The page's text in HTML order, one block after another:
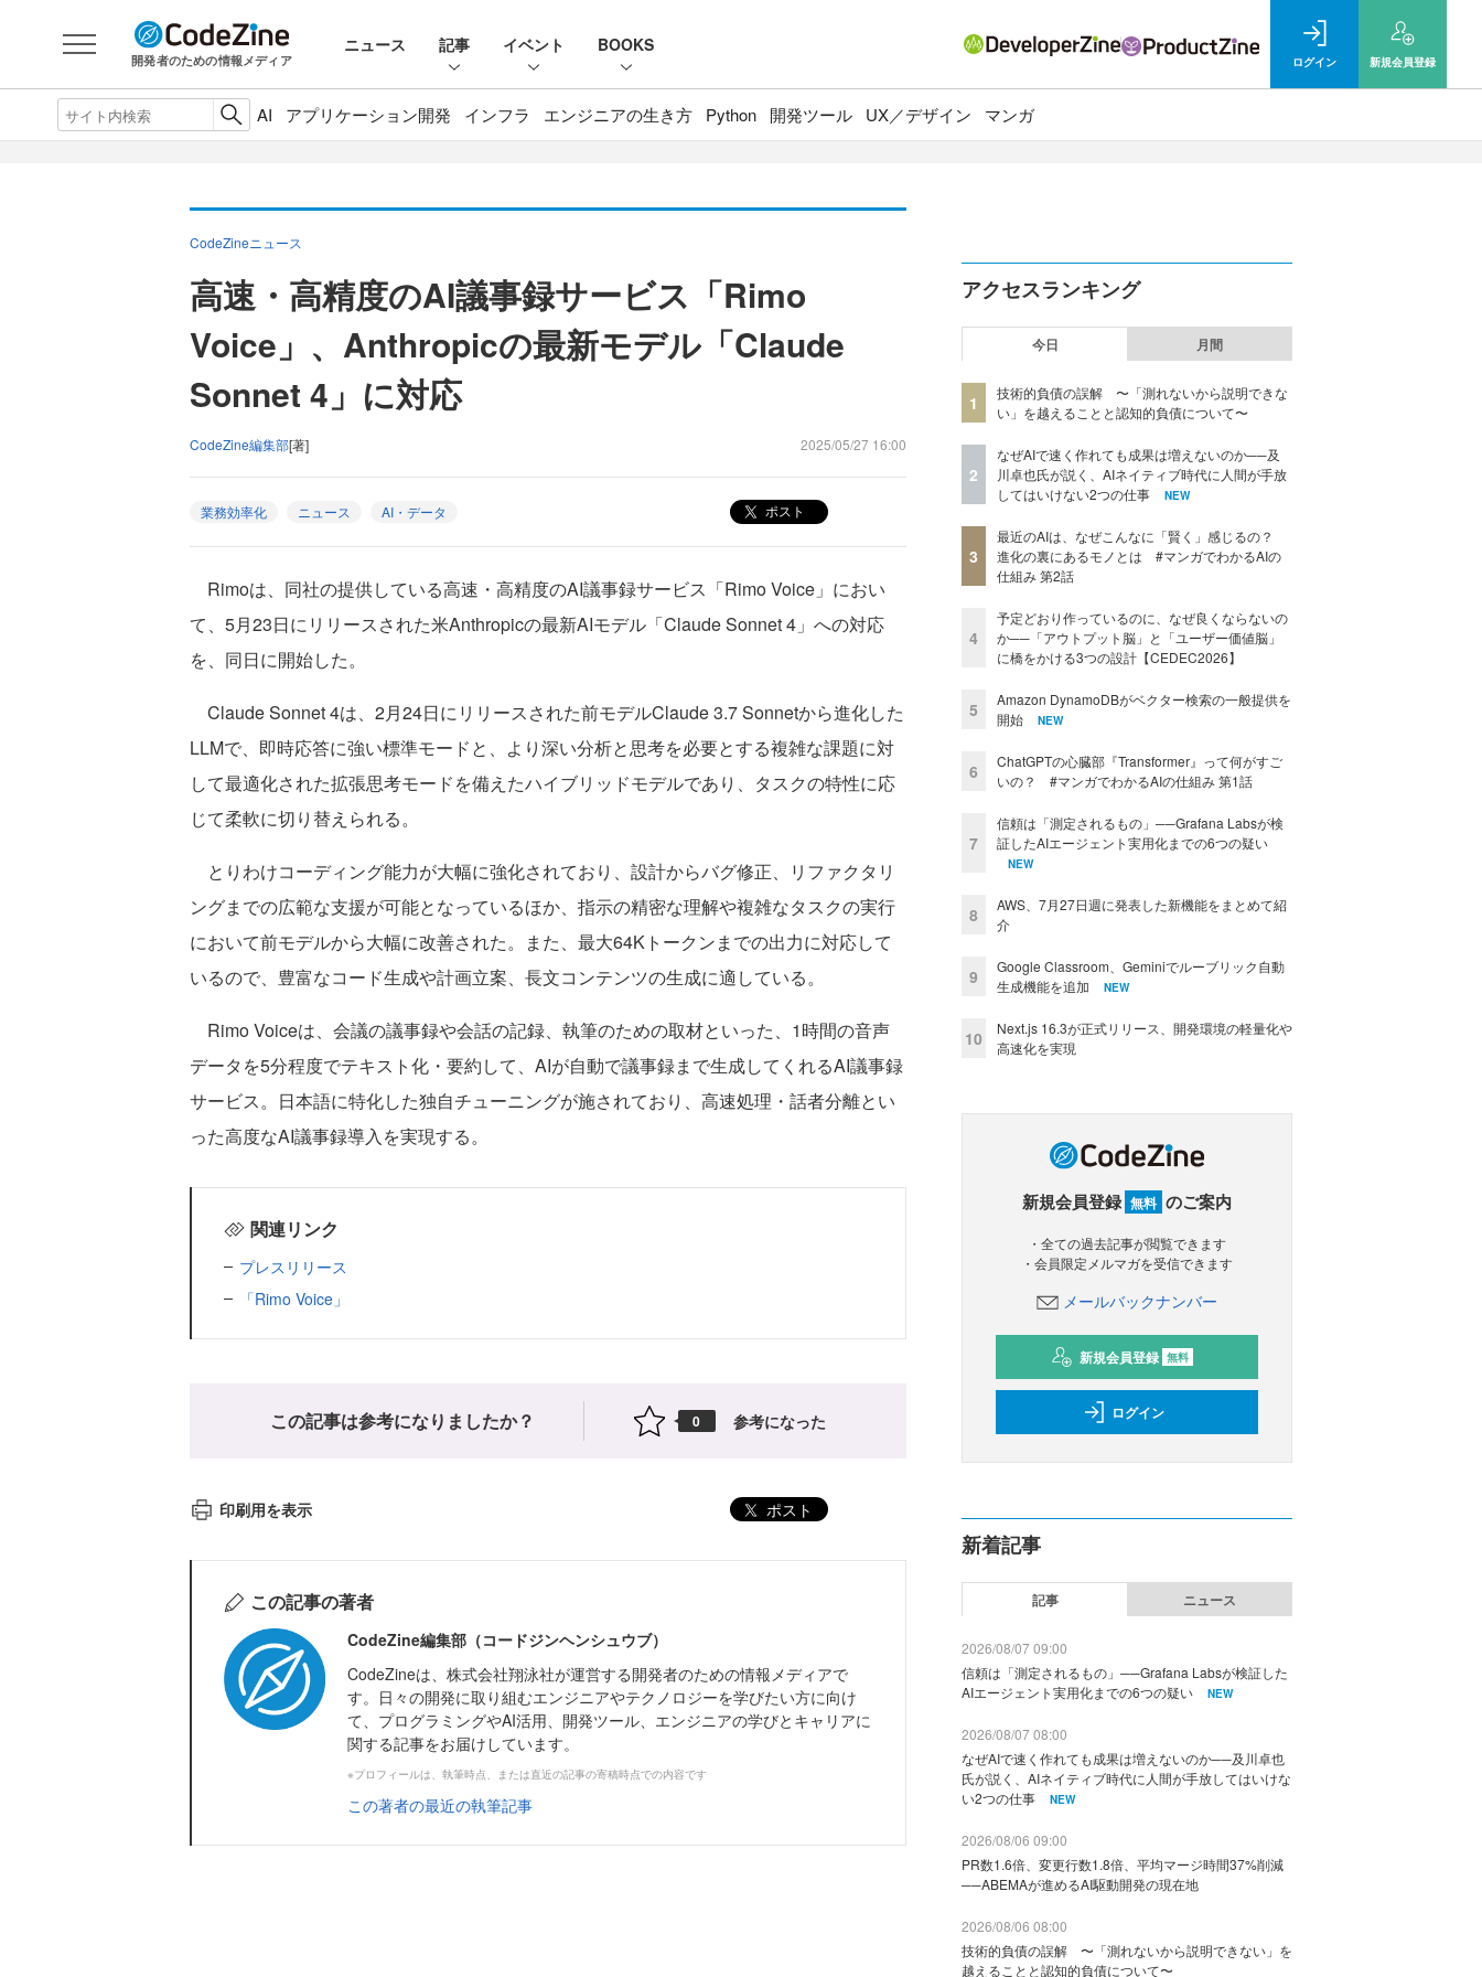
開発者のための情報メディア
ニュース 記事 イベント BOOKS
ログイン 新規会員登録
AI アプリケーション開発 インフラ エンジニアの生き方 Python 開発ツール UX／デザイン マンガ
CodeZineニュース
高速・高精度のAI議事録サービス「Rimo
Voice」、Anthropicの最新モデル「Claude
Sonnet 4」に対応
CodeZine編集部[著] 2025/05/27 16:00
業務効率化 ニュース AI・データ ポスト
Rimoは、同社の提供している高速・高精度のAI議事録サービス「Rimo Voice」におい
て、5月23日にリリースされた米Anthropicの最新AIモデル「Claude Sonnet 4」への対応
を、同日に開始した。
Claude Sonnet 4は、2月24日にリリースされた前モデルClaude 3.7 Sonnetから進化した
LLMで、即時応答に強い標準モードと、より深い分析と思考を必要とする複雑な課題に対
して最適化された拡張思考モードを備えたハイブリッドモデルであり、タスクの特性に応
じて柔軟に切り替えられる。
とりわけコーディング能力が大幅に強化されており、設計からバグ修正、リファクタリ
ングまでの広範な支援が可能となっているほか、指示の精密な理解や複雑なタスクの実行
において前モデルから大幅に改善された。また、最大64Kトークンまでの出力に対応して
いるので、豊富なコード生成や計画立案、長文コンテンツの生成に適している。
Rimo Voiceは、会議の議事録や会話の記録、執筆のための取材といった、1時間の音声
データを5分程度でテキスト化・要約して、AIが自動で議事録まで生成してくれるAI議事録
サービス。日本語に特化した独自チューニングが施されており、高速処理・話者分離とい
った高度なAI議事録導入を実現する。
関連リンク
プレスリリース
「Rimo Voice」
この記事は参考になりましたか？ 0 参考になった
印刷用を表示 ポスト
この記事の著者
CodeZine編集部（コードジンヘンシュウブ）
CodeZineは、株式会社翔泳社が運営する開発者のための情報メディアで
す。日々の開発に取り組むエンジニアやテクノロジーを学びたい方に向け
て、プログラミングやAI活用、開発ツール、エンジニアの学びとキャリアに
関する記事をお届けしています。
※プロフィールは、執筆時点、または直近の記事の寄稿時点での内容です
この著者の最近の執筆記事
アクセスランキング
今日 月間
1
技術的負債の誤解 〜「測れないから説明できな
い」を越えることと認知的負債について〜
2
なぜAIで速く作れても成果は増えないのか──及
川卓也氏が説く、AIネイティブ時代に人間が手放
してはいけない2つの仕事
NEW
3
最近のAIは、なぜこんなに「賢く」感じるの？
進化の裏にあるモノとは #マンガでわかるAIの
仕組み 第2話
4
予定どおり作っているのに、なぜ良くならないの
か──「アウトプット脳」と「ユーザー価値脳」
に橋をかける3つの設計【CEDEC2026】
5
Amazon DynamoDBがベクター検索の一般提供を
開始
NEW
6
ChatGPTの心臓部『Transformer』って何がすご
いの？ #マンガでわかるAIの仕組み 第1話
7
信頼は「測定されるもの」──Grafana Labsが検
証したAIエージェント実用化までの6つの疑い
NEW
8
AWS、7月27日週に発表した新機能をまとめて紹
介
9
Google Classroom、Geminiでルーブリック自動
生成機能を追加
NEW
10
Next.js 16.3が正式リリース、開発環境の軽量化や
高速化を実現
新規会員登録 無料 のご案内
・全ての過去記事が閲覧できます
・会員限定メルマガを受信できます
メールバックナンバー
新規会員登録 無料
ログイン
新着記事
記事 ニュース
2026/08/07 09:00
信頼は「測定されるもの」──Grafana Labsが検証した
AIエージェント実用化までの6つの疑い
NEW
2026/08/07 08:00
なぜAIで速く作れても成果は増えないのか──及川卓也
氏が説く、AIネイティブ時代に人間が手放してはいけな
い2つの仕事
NEW
2026/08/06 09:00
PR数1.6倍、変更行数1.8倍、平均マージ時間37%削減
──ABEMAが進めるAI駆動開発の現在地
2026/08/06 08:00
技術的負債の誤解 〜「測れないから説明できない」を
越えることと認知的負債について〜